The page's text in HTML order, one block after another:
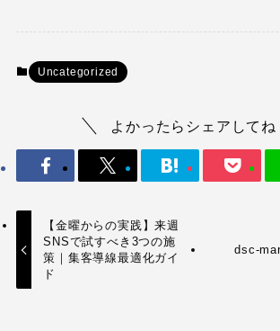
Uncategorized
よかったらシェアしてね
【金曜からの実践】来週
SNSで試すべき3つの施
策｜集客導線最適化ガイ
ド
dsc-